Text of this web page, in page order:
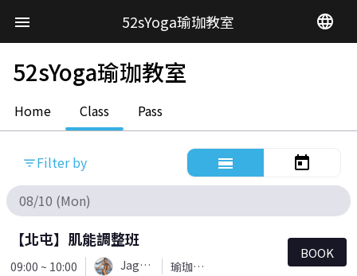
menu 52sYoga瑜珈教室 language
52sYoga瑜珈教室
Home Class Pass
filter_listFilter by calendar_view_day
today
08/10 (Mon)
【北屯】肌能調整班
09:00 ~ 10:00 Jaguar 瑜珈＆皮拉提斯
BOOK